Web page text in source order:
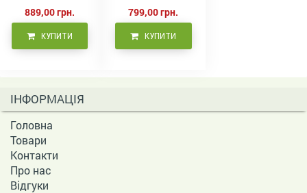
889,00 грн.
КУПИТИ
799,00 грн.
КУПИТИ
ІНФОРМАЦІЯ
Головна
Товари
Контакти
Про нас
Відгуки